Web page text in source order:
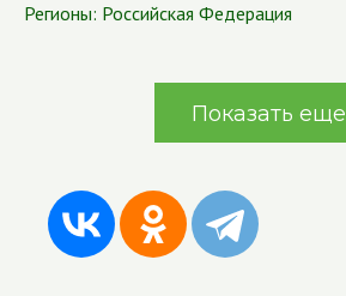
Регионы: Российская Федерация
Показать еще